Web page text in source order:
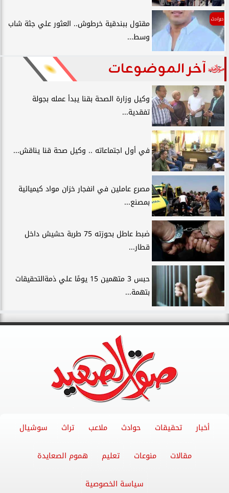
حوادث
مقتول ببندقية خرطوش.. العثور علي جثة شاب
وسط...
آخر الموضوعات
وكيل وزارة الصحة بقنا يبدأ عمله بجولة
تفقدية...
في أول اجتماعاته .. وكيل صحة قنا يناقش...
مصرع عاملين في انفجار خزان مواد كيميائية
بمصنع...
ضبط عاطل بحوزته 75 طربة حشيش داخل
قطار...
حبس 3 متهمين 15 يومًا علي ذمةالتحقيقات
بتهمة...
أخبار تحقيقات حوادث ملاعب تراث سوشيال
مقالات منوعات تعليم هموم الصعايدة
سياسة الخصوصية